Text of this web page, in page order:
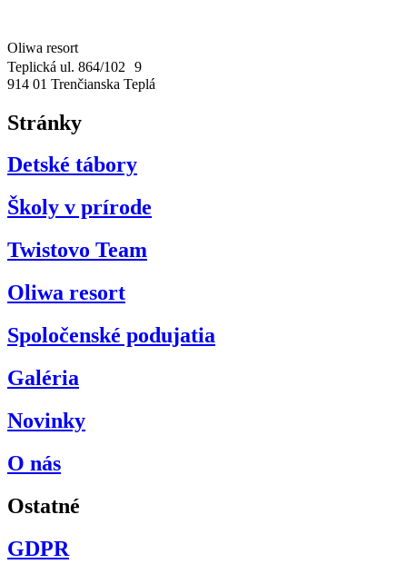
Oliwa resort
Teplická ul. 864/102 9
914 01 Trenčianska Teplá
Stránky
Detské tábory
Školy v prírode
Twistovo Team
Oliwa resort
Spoločenské podujatia
Galéria
Novinky
O nás
Ostatné
GDPR